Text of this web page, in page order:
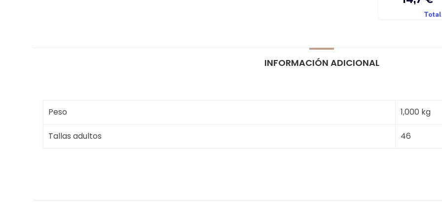
INFORMACIÓN ADICIONAL
Peso 1,000 kg
Tallas adultos 46